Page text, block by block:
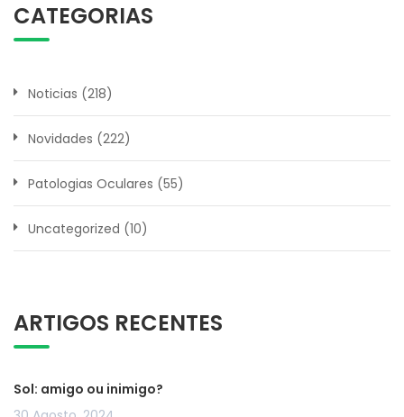
CATEGORIAS
Noticias (218)
Novidades (222)
Patologias Oculares (55)
Uncategorized (10)
ARTIGOS RECENTES
Sol: amigo ou inimigo?